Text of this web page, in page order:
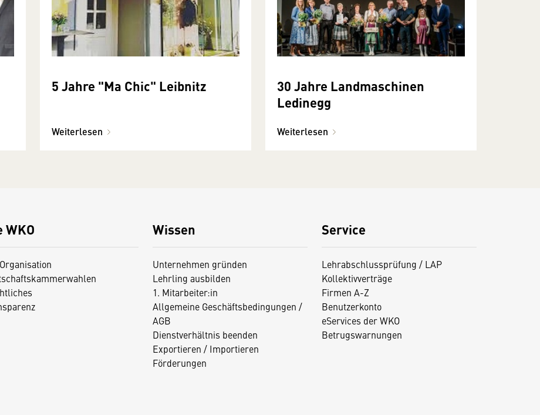
5 Jahre "Ma Chic" Leibnitz
Weiterlesen
30 Jahre Landmaschinen
Ledinegg
Weiterlesen
WKO Wissen
Unternehmen gründen
Lehrling ausbilden
1. Mitarbeiter:in
Allgemeine Geschäftsbedingungen /
AGB
Dienstverhältnis beenden
Exportieren / Importieren
Förderungen
Service
Lehrabschlussprüfung / LAP
Kollektivverträge
Firmen A-Z
Benutzerkonto
eServices der WKO
Betrugswarnungen